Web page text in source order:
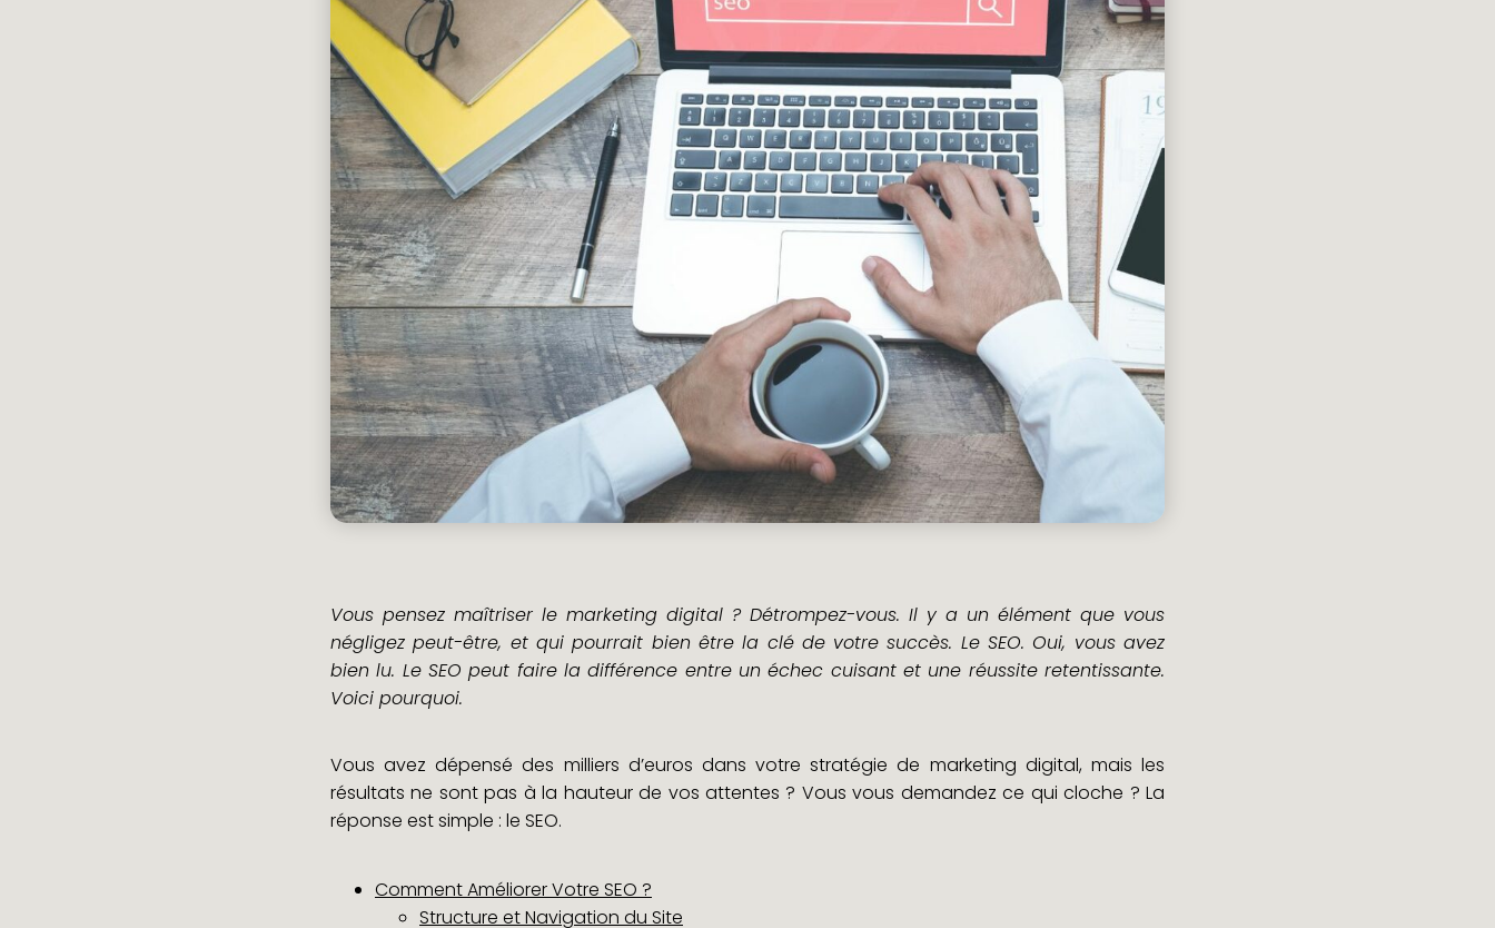
BLOG
DEMANDER UN
DEVIS
NOUS
CONTACTER
Vous pensez maîtriser le marketing digital ? Détrompez-vous. Il y a un élément que vous
négligez peut-être, et qui pourrait bien être la clé de votre succès. Le SEO. Oui, vous avez
bien lu. Le SEO peut faire la différence entre un échec cuisant et une réussite retentissante.
Voici pourquoi.
Vous avez dépensé des milliers d’euros dans votre stratégie de marketing digital, mais les
résultats ne sont pas à la hauteur de vos attentes ? Vous vous demandez ce qui cloche ? La
réponse est simple : le SEO.
Comment Améliorer Votre SEO ?
Structure et Navigation du Site